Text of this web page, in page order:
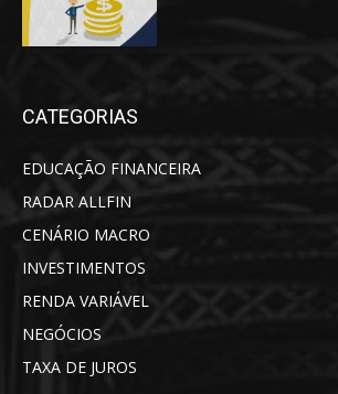
CATEGORIAS
EDUCAÇÃO FINANCEIRA
RADAR ALLFIN
CENÁRIO MACRO
INVESTIMENTOS
RENDA VARIÁVEL
NEGÓCIOS
TAXA DE JUROS